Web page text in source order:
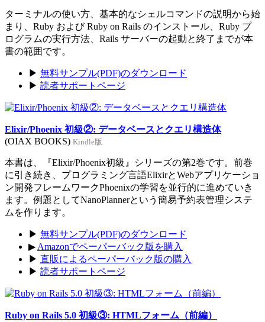
ターミナルの使い方、基本的なシェルコマンドの説明から始
まり、Ruby および Ruby on Rails のインストール、Ruby プ
ログラムの実行方法、Rails サーバーの起動と終了までが本
書の範囲です。
▶ 無料サンプル(PDF)のダウンロード
▶ 読者サポートページ
Elixir/Phoenix 初級②: データベースとクエリ構造体
(OIAX BOOKS) Kindle版
本書は、『Elixir/Phoenix初級』シリーズの第2巻です。前巻
に引き続き、プログラミング言語ElixirとWebアプリケーショ
ン開発フレームワークPhoenixの学習を並行的に進めていき
ます。例題としてNanoPlannerという簡易予約表管理システ
ムを作ります。
▶ 無料サンプル(PDF)のダウンロード
▶ Amazonでペーパーバック版を購入
▶ 直販によるペーパーバック版の購入
▶ 読者サポートページ
Ruby on Rails 5.0 初級③: HTMLフォーム（前編）